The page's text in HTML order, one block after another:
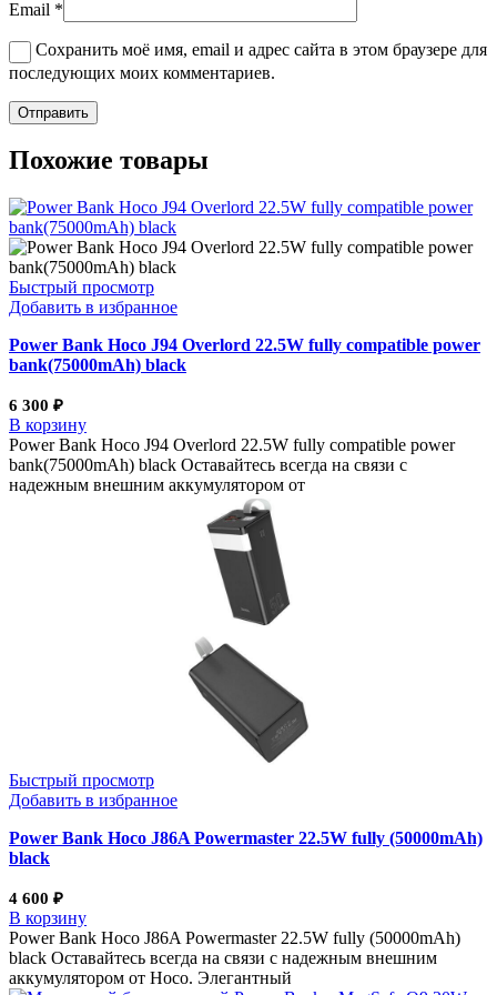
Email *
Сохранить моё имя, email и адрес сайта в этом браузере для
последующих моих комментариев.
Похожие товары
Быстрый просмотр
Добавить в избранное
Power Bank Hoco J94 Overlord 22.5W fully compatible power
bank(75000mAh) black
6 300 ₽
В корзину
Power Bank Hoco J94 Overlord 22.5W fully compatible power
bank(75000mAh) black Оставайтесь всегда на связи с
надежным внешним аккумулятором от
Быстрый просмотр
Добавить в избранное
Power Bank Hoco J86A Powermaster 22.5W fully (50000mAh)
black
4 600 ₽
В корзину
Power Bank Hoco J86A Powermaster 22.5W fully (50000mAh)
black Оставайтесь всегда на связи с надежным внешним
аккумулятором от Hoco. Элегантный